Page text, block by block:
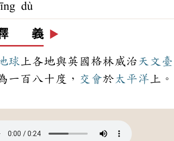
dù
義 ▶️
球 上各地與英國格林威治 天文臺
一百八十度， 交會於 太平洋 上。